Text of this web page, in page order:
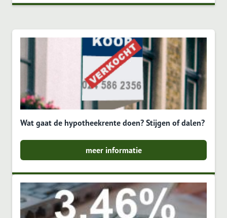
Wat gaat de hypotheekrente doen? Stijgen of dalen?
meer informatie